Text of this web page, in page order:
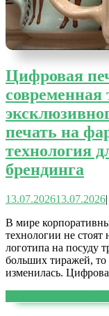
Цифровая
современная
печать на
технология
брендинга
13.07.202613.07.2026|
В мире
технологии не стоят
логотипа на посуду
больших тиражей, то
изменилась.